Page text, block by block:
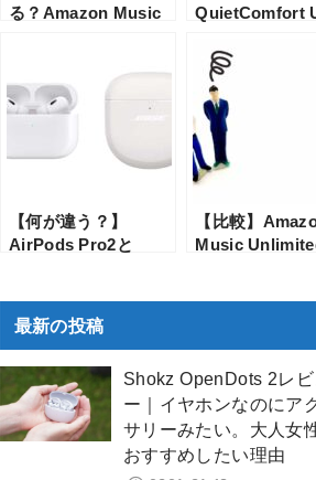
る？Amazon Music
の違いを比較してわ
かりやすく解説
QuietComfort
BOSEの新型ワ
レスイヤホンを
【何が違う？】
AirPods Pro2と
ビュー！各メーカー
渾身の第2世代はどち
【比較】
Music
最新の投稿
Shokz OpenDots 2レビ
ー｜イヤホンなのにア
サリーみたい。大人女
おすすめしたい理由